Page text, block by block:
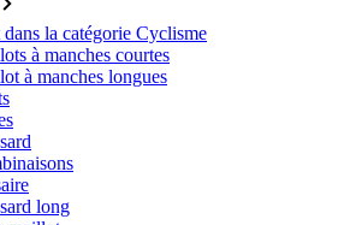
la catégorie Cyclisme
à manches courtes
à manches longues
long